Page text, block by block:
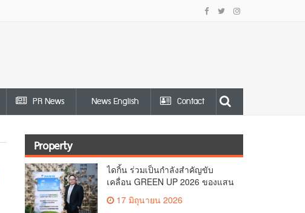
PR News News English Contact
Property
ไดกิ้น ร่วมเป็นกำลังสำคัญขับ
เคลื่อน GREEN UP 2026 ของแสน
สิริ ปักธงลดคาร์บอนในภาคอาคาร
เดินหน้าเทคโนโลยีสีเขียว–
17 มิถุนายน 2026